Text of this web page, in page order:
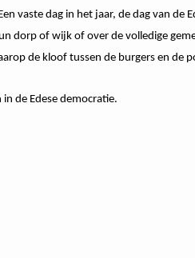
vaste dag in het jaar, de dag van
dorp of wijk of over de volledige
de kloof tussen de burgers en de
de Edese democratie.